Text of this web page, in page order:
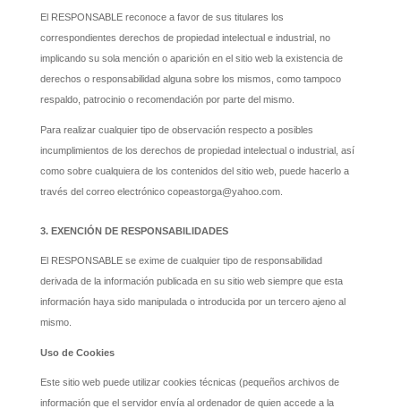
El RESPONSABLE reconoce a favor de sus titulares los
correspondientes derechos de propiedad intelectual e industrial, no
implicando su sola mención o aparición en el sitio web la existencia de
derechos o responsabilidad alguna sobre los mismos, como tampoco
respaldo, patrocinio o recomendación por parte del mismo.
Para realizar cualquier tipo de observación respecto a posibles
incumplimientos de los derechos de propiedad intelectual o industrial, así
como sobre cualquiera de los contenidos del sitio web, puede hacerlo a
través del correo electrónico copeastorga@yahoo.com.
3. EXENCIÓN DE RESPONSABILIDADES
El RESPONSABLE se exime de cualquier tipo de responsabilidad
derivada de la información publicada en su sitio web siempre que esta
información haya sido manipulada o introducida por un tercero ajeno al
mismo.
Uso de Cookies
Este sitio web puede utilizar cookies técnicas (pequeños archivos de
información que el servidor envía al ordenador de quien accede a la